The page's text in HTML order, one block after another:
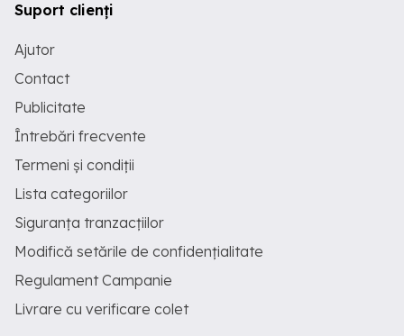
Suport clienți
Ajutor
Contact
Publicitate
Întrebări frecvente
Termeni și condiții
Lista categoriilor
Siguranța tranzacțiilor
Modifică setările de confidențialitate
Regulament Campanie
Livrare cu verificare colet